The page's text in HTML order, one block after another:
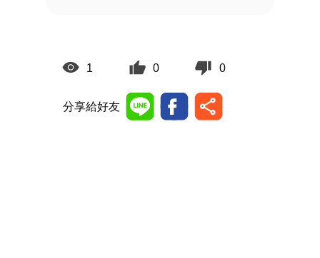
1 0 0
分享給好友